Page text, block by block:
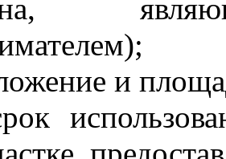
и